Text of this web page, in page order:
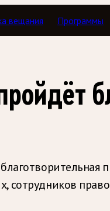
вещания Программы
сотрудников